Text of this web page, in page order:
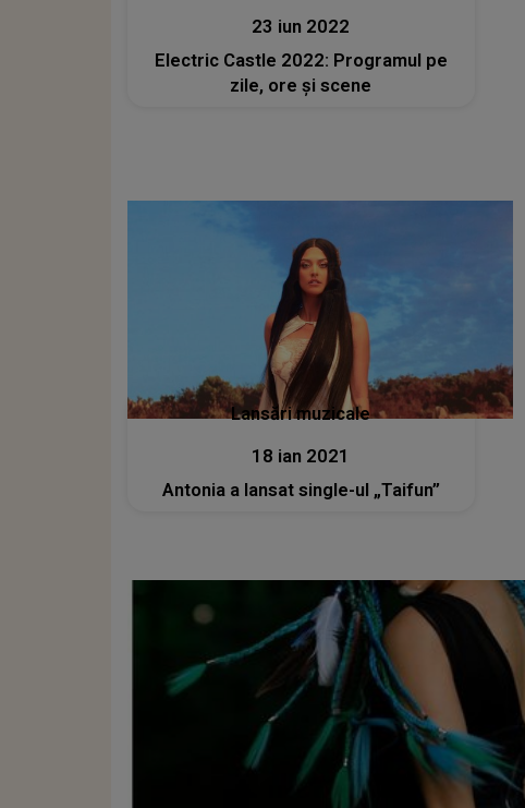
23 iun 2022
Electric Castle 2022: Programul pe
zile, ore și scene
Lansări muzicale
18 ian 2021
Antonia a lansat single-ul „Taifun”